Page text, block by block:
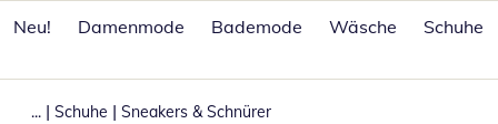
Neu!
Damenmode Bademode Wäsche Schuhe
... | Schuhe | Sneakers & Schnürer